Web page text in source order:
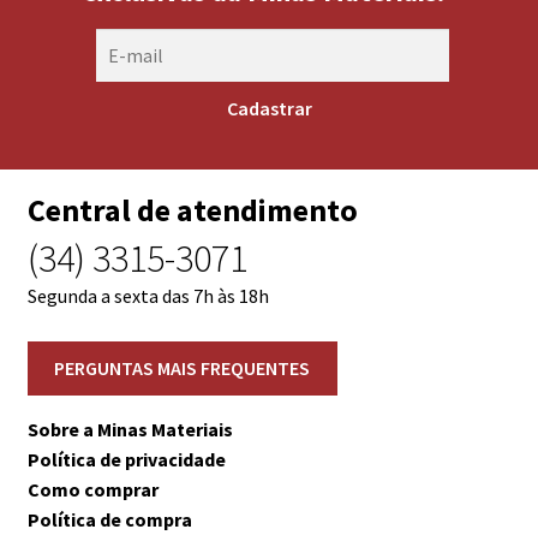
Central de atendimento
(34) 3315-3071
Segunda a sexta das 7h às 18h
Sobre a Minas Materiais
Política de privacidade
Como comprar
Política de compra